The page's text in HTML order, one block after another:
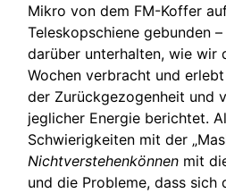
Mikro von dem FM-Koffer
Teleskopschiene gebunden
darüber unterhalten, wie wir
Wochen verbracht und
der Zurückgezogenheit und
jeglicher Energie berichtet.
Schwierigkeiten mit der
Nichtverstehenkönnen mit
und die Probleme, dass sich